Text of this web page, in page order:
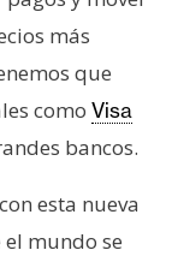
más
que
como Visa
bancos.
esta nueva
mundo se